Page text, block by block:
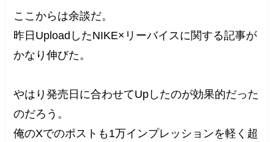
ここからは余談だ。
昨日UploadしたNIKE×リーバイスに関する記事が
かなり伸びた。
やはり発売日に合わせてUpしたのが効果的だった
のだろう。
俺のXでのポストも1万インプレッションを軽く超